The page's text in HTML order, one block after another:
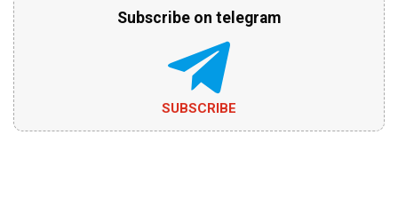
Subscribe on telegram
SUBSCRIBE